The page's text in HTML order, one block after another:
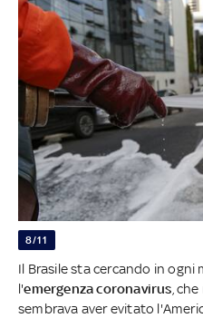
8/11
Il Brasile sta cercando in
l'emergenza coronavirus,
sembrava aver evitato